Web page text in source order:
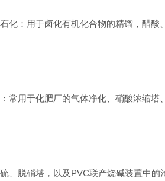
化：用于卤化有机化合物的精馏，醋
常用于化肥厂的气体净化、硝酸浓缩塔
、脱硝塔，以及 PVC联产烧碱装置中的